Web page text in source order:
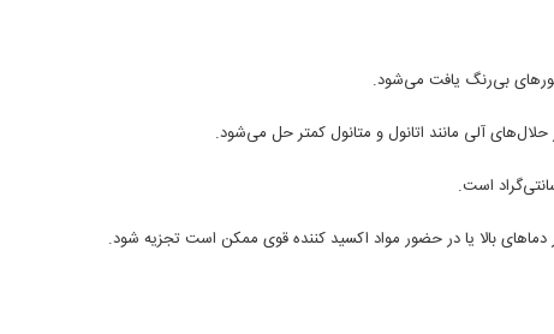
بی‌رنگ یافت می‌شود.
آلی مانند اتانول و متانول کمتر حل می‌شود.
بالا یا در حضور مواد اکسید کننده قوی ممکن است تجزیه شود.